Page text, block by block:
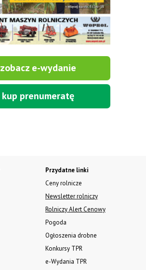
zobacz e-wydanie
kup prenumeratę
Przydatne linki
Ceny rolnicze
Newsletter rolniczy
Rolniczy Alert Cenowy
Pogoda
Ogłoszenia drobne
Konkursy TPR
e-Wydania TPR